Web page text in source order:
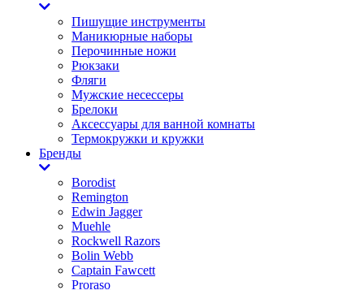
Пишущие инструменты
Маникюрные наборы
Перочинные ножи
Рюкзаки
Фляги
Мужские несессеры
Брелоки
Аксессуары для ванной комнаты
Термокружки и кружки
Бренды
Borodist
Remington
Edwin Jagger
Muehle
Rockwell Razors
Bolin Webb
Captain Fawcett
Proraso